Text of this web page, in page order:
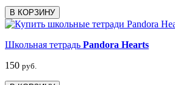
В КОРЗИНУ
Школьная тетрадь Pandora Hearts
150 руб.